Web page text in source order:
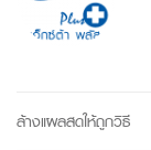
ล้างแผลสดให้ถูกวิธี